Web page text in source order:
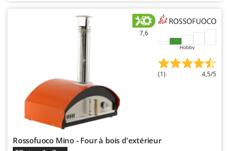
7,6
Hobby
(1) 4,5/5
Rossofuoco Mino - Four à bois d'extérieur